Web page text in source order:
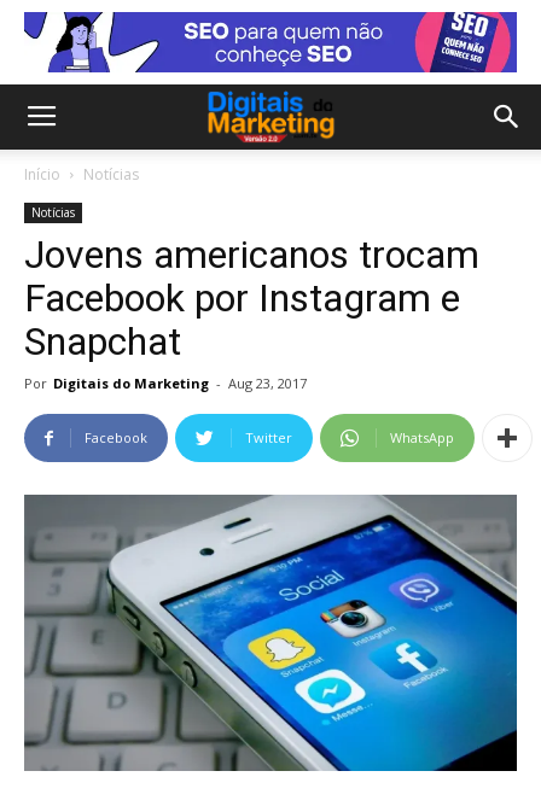
Início Notícias
Notícias
Jovens americanos trocam
Facebook por Instagram e
Snapchat
Por Digitais do Marketing - Aug 23, 2017
Facebook Twitter WhatsApp